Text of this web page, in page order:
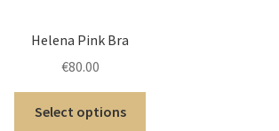
Helena Pink Bra
€80.00
Select options